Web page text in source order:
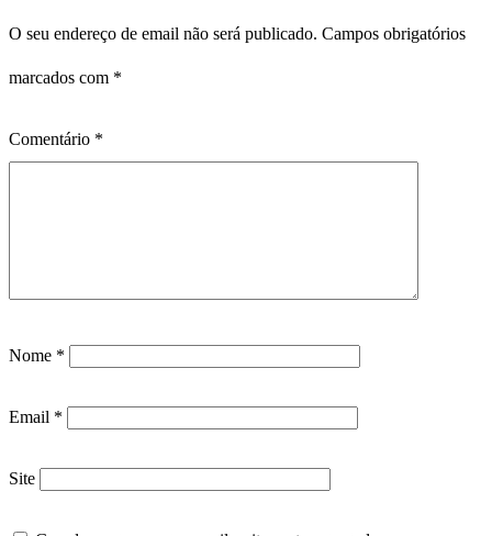
O seu endereço de email não será publicado. Campos obrigatórios
marcados com *
Comentário *
Nome *
Email *
Site